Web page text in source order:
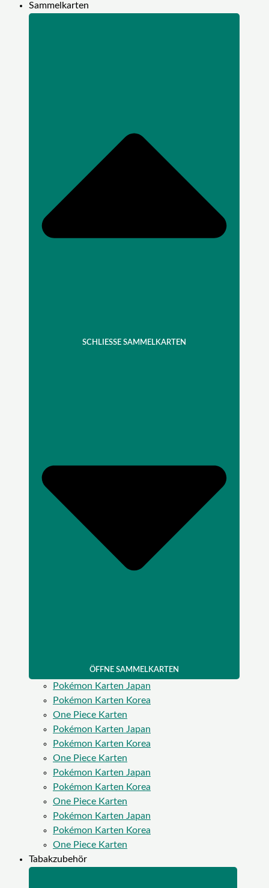
Sammelkarten
SCHLIESSE SAMMELKARTEN
ÖFFNE SAMMELKARTEN
Pokémon Karten Japan
Pokémon Karten Korea
One Piece Karten
Pokémon Karten Japan
Pokémon Karten Korea
One Piece Karten
Pokémon Karten Japan
Pokémon Karten Korea
One Piece Karten
Pokémon Karten Japan
Pokémon Karten Korea
One Piece Karten
Tabakzubehör